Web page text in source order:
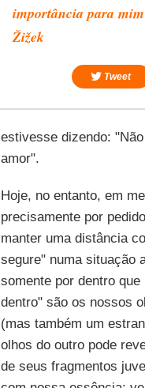
importância para
Žižek
Tweet
estivesse dizendo:
amor".
Hoje, no entanto, em
precisamente por
manter uma distância
segure" numa situação
somente por dentro que
dentro" são os nossos
(mas também um
olhos do outro pode
de seus fragmentos